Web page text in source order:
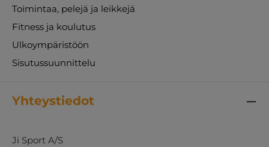
Toimintaa, pelejä ja leikkejä
Fitness ja koulutus
Ulkoympäristöön
Sisutussuunnittelu
Yhteystiedot
Ji Sport A/S